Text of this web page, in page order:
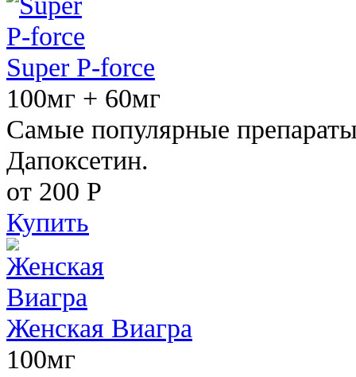
Super P-force
100мг + 60мг
Самые популярные
Дапоксетин.
от 200 Р
Купить
Женская Виагра
100мг